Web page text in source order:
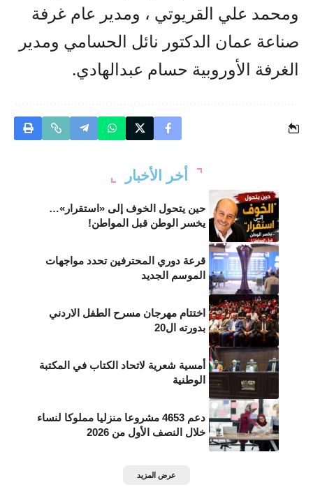
ومحمد علي القريوتي ، ومدير عام غرفة
صناعة عمان الدكتور نائل الحسامي ومدير
الغرفة الأوروبية حسام عبدالهادي.
أخر الأخبار
حين يتحول الخوف إلى «استقرار»…
يخسر الوطن قبل المواطن!
قرعة دوري المحترفين تحدد مواجهات
الموسم الجديد
اختتام مهرجان مسرح الطفل الاردني
بدورته ال20
أمسية شعرية لاتحاد الكتاب في المكتبة
الوطنية
دعم 4653 مشروعا منزليا مملوكا لنساء
خلال النصف الأول من 2026
عرض المزيد